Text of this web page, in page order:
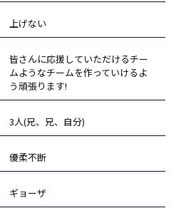
上げない
皆さんに応援していただけるチー
ムようなチームを作っていけるよ
う頑張ります!
3人(兄、兄、自分)
優柔不断
ギョーザ